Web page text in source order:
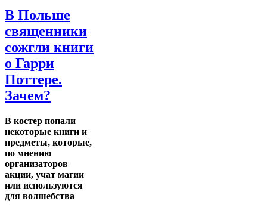
В Польше
священники
сожгли книги
о Гарри
Поттере.
Зачем?
В костер попали
некоторые книги и
предметы, которые,
по мнению
организаторов
акции, учат магии
или используются
для волшебства